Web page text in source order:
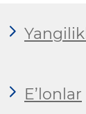
E’lonlar